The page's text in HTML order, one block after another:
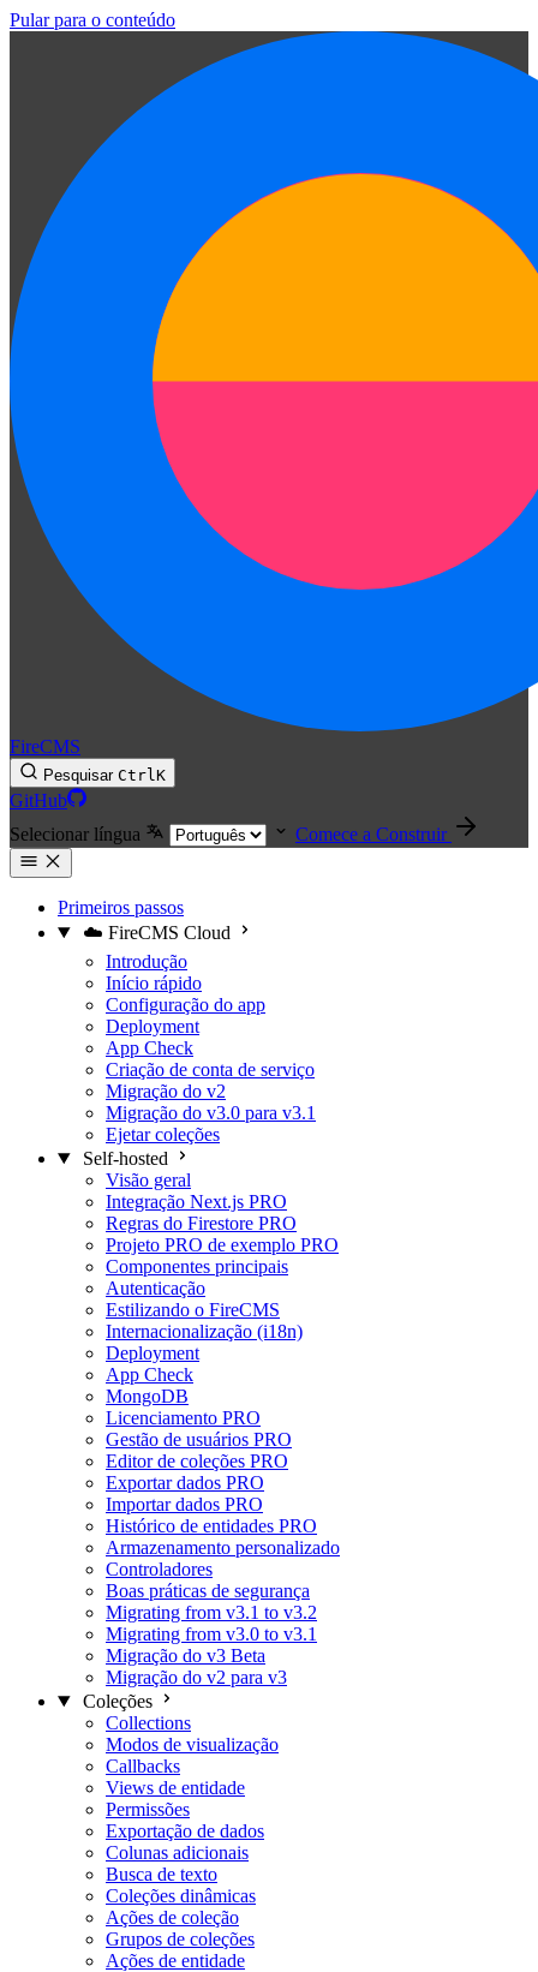
Pular para o conteúdo
FireCMS
Pesquisar CtrlK
GitHub
Selecionar língua
Comece a Construir
Primeiros passos
☁️ FireCMS Cloud
Introdução
Início rápido
Configuração do app
Deployment
App Check
Criação de conta de serviço
Migração do v2
Migração do v3.0 para v3.1
Ejetar coleções
Self-hosted
Visão geral
Integração Next.js PRO
Regras do Firestore PRO
Projeto PRO de exemplo PRO
Componentes principais
Autenticação
Estilizando o FireCMS
Internacionalização (i18n)
Deployment
App Check
MongoDB
Licenciamento PRO
Gestão de usuários PRO
Editor de coleções PRO
Exportar dados PRO
Importar dados PRO
Histórico de entidades PRO
Armazenamento personalizado
Controladores
Boas práticas de segurança
Migrating from v3.1 to v3.2
Migrating from v3.0 to v3.1
Migração do v3 Beta
Migração do v2 para v3
Coleções
Collections
Modos de visualização
Callbacks
Views de entidade
Permissões
Exportação de dados
Colunas adicionais
Busca de texto
Coleções dinâmicas
Ações de coleção
Grupos de coleções
Ações de entidade